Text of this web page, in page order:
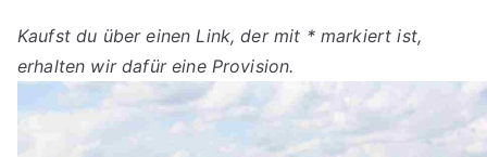
Kaufst du über einen Link, der mit * markiert ist,
erhalten wir dafür eine Provision.